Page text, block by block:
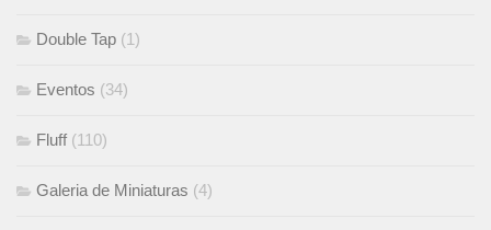
Double Tap (1)
Eventos (34)
Fluff (110)
Galeria de Miniaturas (4)